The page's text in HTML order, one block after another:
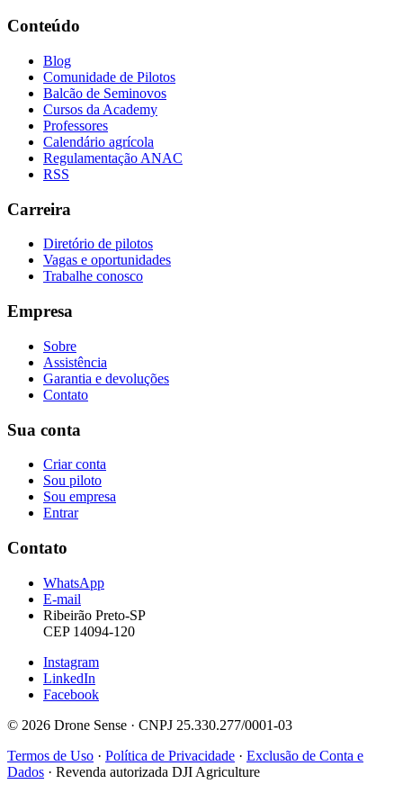
Conteúdo
Blog
Comunidade de Pilotos
Balcão de Seminovos
Cursos da Academy
Professores
Calendário agrícola
Regulamentação ANAC
RSS
Carreira
Diretório de pilotos
Vagas e oportunidades
Trabalhe conosco
Empresa
Sobre
Assistência
Garantia e devoluções
Contato
Sua conta
Criar conta
Sou piloto
Sou empresa
Entrar
Contato
WhatsApp
E-mail
Ribeirão Preto-SP
CEP 14094-120
Instagram
LinkedIn
Facebook
© 2026 Drone Sense · CNPJ 25.330.277/0001-03
Termos de Uso · Política de Privacidade · Exclusão de Conta e
Dados · Revenda autorizada DJI Agriculture